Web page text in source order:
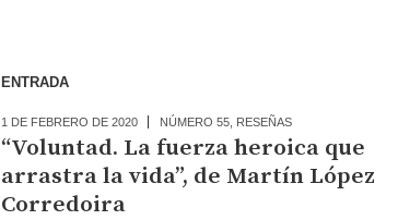
ENTRADA
1 DE FEBRERO DE 2020 NÚMERO 55, RESEÑAS
“Voluntad. La fuerza heroica que
arrastra la vida”, de Martín López
Corredoira